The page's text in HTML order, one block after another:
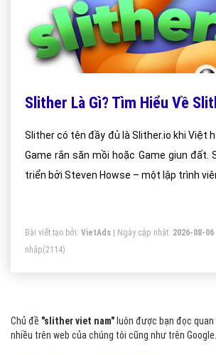
Slither Là Gì? Tìm Hiểu Về
Slither có tên đầy đủ là Slither.io khi Việt
Game rắn săn mồi hoặc Game giun đất.
triển bởi Steven Howse – một lập trình
Bài viết tạo bởi: VietAds | Ngày cập nhật: 2026-08-06
nhập(2114)
Chủ đề "slither viet nam" luôn được bạn đọc
nhiều trên web của chúng tôi cũng như trên Google.